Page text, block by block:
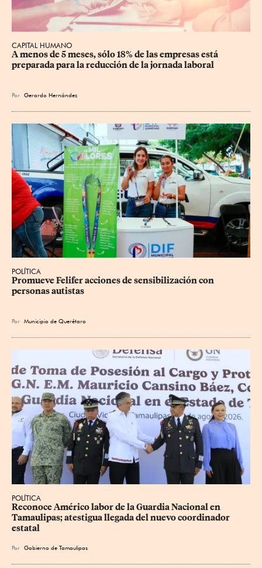
CAPITAL HUMANO
A menos de 5 meses, sólo 18% de las empresas está
preparada para la reducción de la jornada laboral
Por Gerardo Hernández
POLÍTICA
Promueve Felifer acciones de sensibilización con
personas autistas
Por Municipio de Querétaro
POLÍTICA
Reconoce Américo labor de la Guardia Nacional en
Tamaulipas; atestigua llegada del nuevo coordinador
estatal
Por Gobierno de Tamaulipas